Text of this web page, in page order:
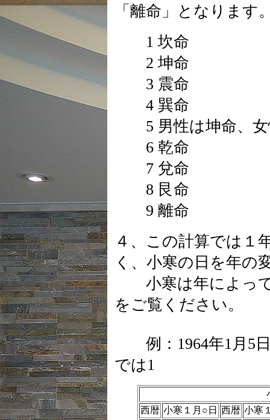
「離命」となります
1 坎命
2 坤命
3 震命
4 巽命
5 男性は坤命、女
6 乾命
7 兌命
8 艮命
9 離命
４、この計算では１
く、小寒の日を年の
小寒は年によって
をご覧ください。
例：1964年1月5日
では1
西暦 小寒１月○日 西暦 小寒